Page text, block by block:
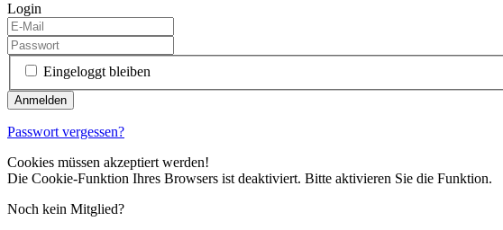
Login
Eingeloggt bleiben
Passwort vergessen?
Cookies müssen akzeptiert werden!
Die Cookie-Funktion Ihres Browsers ist deaktiviert. Bitte aktivieren Sie die Funktion.
Noch kein Mitglied?